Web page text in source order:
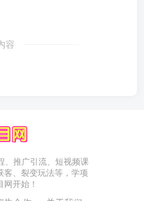
容
、推广引流、短视频课
客、裂变玩法等，学项
开始！